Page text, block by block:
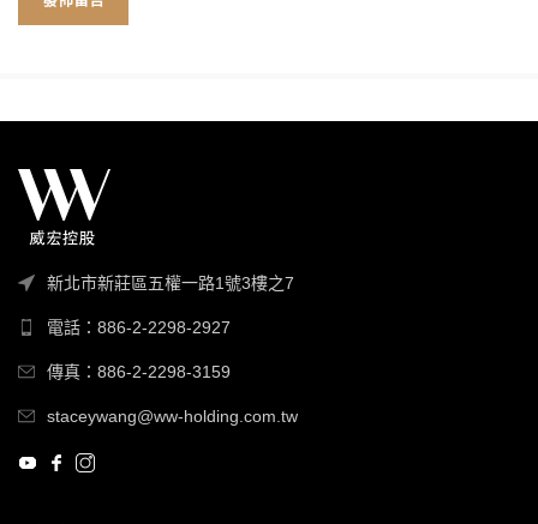
新北市新莊區五權一路1號3樓之7
電話：886-2-2298-2927
傳真：886-2-2298-3159
staceywang@ww-holding.com.tw